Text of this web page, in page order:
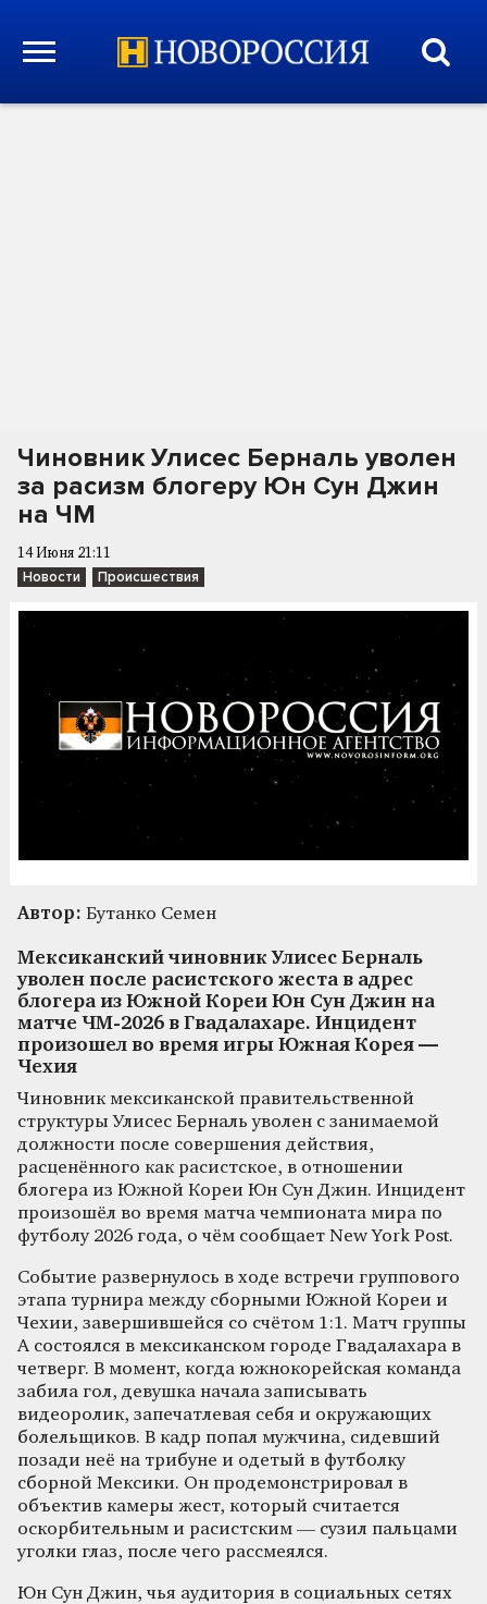
Чиновник Улисес Берналь уволен
за расизм блогеру Юн Сун Джин
на ЧМ
14 Июня 21:11
Новости Происшествия
Автор: Бутанко Семен
Мексиканский чиновник Улисес Берналь
уволен после расистского жеста в адрес
блогера из Южной Кореи Юн Сун Джин на
матче ЧМ-2026 в Гвадалахаре. Инцидент
произошел во время игры Южная Корея —
Чехия
Чиновник мексиканской правительственной
структуры Улисес Берналь уволен с занимаемой
должности после совершения действия,
расценённого как расистское, в отношении
блогера из Южной Кореи Юн Сун Джин. Инцидент
произошёл во время матча чемпионата мира по
футболу 2026 года, о чём сообщает New York Post.
Событие развернулось в ходе встречи группового
этапа турнира между сборными Южной Кореи и
Чехии, завершившейся со счётом 1:1. Матч группы
А состоялся в мексиканском городе Гвадалахара в
четверг. В момент, когда южнокорейская команда
забила гол, девушка начала записывать
видеоролик, запечатлевая себя и окружающих
болельщиков. В кадр попал мужчина, сидевший
позади неё на трибуне и одетый в футболку
сборной Мексики. Он продемонстрировал в
объектив камеры жест, который считается
оскорбительным и расистским — сузил пальцами
уголки глаз, после чего рассмеялся.
Юн Сун Джин, чья аудитория в социальных сетях